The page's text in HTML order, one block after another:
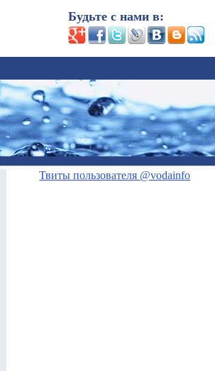
Будьте с нами в:
Твиты пользователя @vodainfo